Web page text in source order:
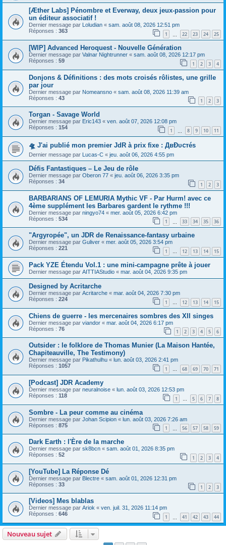
[Æther Labs] Pénombre et Everway, deux jeux-passion pour
un éditeur associatif !
Dernier message par Loludian « sam. août 08, 2026 12:51 pm
Réponses : 363 1 22 23 24 25
[WIP] Advanced Heroquest - Nouvelle Génération
Dernier message par Valnar Nightrunner « sam. août 08, 2026 12:17 pm
Réponses : 59 1 2 3 4
Donjons & Définitions : des mots croisés rôlistes, une grille
par jour
Dernier message par Nomeansno « sam. août 08, 2026 11:39 am
Réponses : 43 1 2 3
Torgan - Savage World
Dernier message par Eric143 « ven. août 07, 2026 12:08 pm
Réponses : 154 1 8 9 10 11
🛸 J'ai publié mon premier JdR à prix fixe : ДвĐυ𝖼тéѕ
Dernier message par Lucas-C « jeu. août 06, 2026 4:55 pm
Défis Fantastiques – Le Jeu de rôle
Dernier message par Oberon 77 « jeu. août 06, 2026 3:35 pm
Réponses : 34 1 2 3
BARBARIANS OF LEMURIA Mythic VF - Par Hurm! avec ce
4ème supplément les Barbares gardent le rythme !!!
Dernier message par ningyo74 « mer. août 05, 2026 6:42 pm
Réponses : 534 1 33 34 35 36
"Argyropée", un JDR de Renaissance-fantasy urbaine
Dernier message par Guliver « mer. août 05, 2026 3:54 pm
Réponses : 221 1 … 12 13 14 15
Pack YZE Étendu Vol.1 : une mini-campagne prête à jouer
Dernier message par AITTIAStudio « mar. août 04, 2026 9:35 pm
Designed by Acritarche
Dernier message par Acritarche « mar. août 04, 2026 7:30 pm
Réponses : 224 1 … 12 13 14 15
Chiens de guerre - les mercenaires sombres des XII singes
Dernier message par viandor « mar. août 04, 2026 6:17 pm
Réponses : 76 1 2 3 4 5 6
Outsider : le folklore de Thomas Munier (La Maison Hantée,
Chapiteauville, The Testimony)
Dernier message par Pikathulhu « lun. août 03, 2026 2:41 pm
Réponses : 1057 1 … 68 69 70 71
[Podcast] JDR Academy
Dernier message par neuralnoise « lun. août 03, 2026 12:53 pm
Réponses : 118 1 5 6 7 8
Sombre - La peur comme au cinéma
Dernier message par Johan Scipion « lun. août 03, 2026 7:26 am
Réponses : 875 1 56 57 58 59
Dark Earth : l'Ère de la marche
Dernier message par sk8bcn « sam. août 01, 2026 8:35 pm
Réponses : 52 1 2 3 4
[YouTube] La Réponse Dé
Dernier message par Blectre « sam. août 01, 2026 12:31 pm
Réponses : 33 1 2 3
[Videos] Mes blablas
Dernier message par Ariok « ven. juil. 31, 2026 11:14 pm
Réponses : 646 1 41 42 43 44
Nouveau sujet